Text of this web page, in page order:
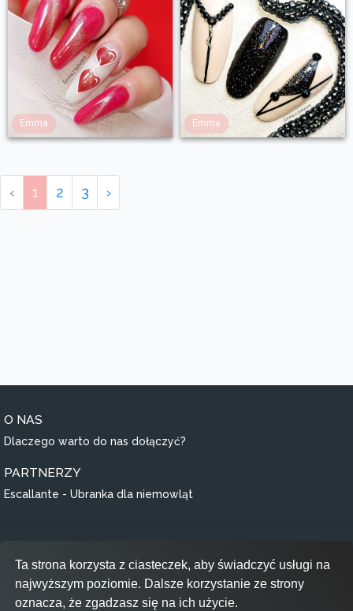
Emma Emma
‹ 1 2 3 ›
O NAS
Dlaczego warto do nas dołączyć?
PARTNERZY
Escallante - Ubranka dla niemowląt
Polityka prywatności
RODO
Ta strona korzysta z ciasteczek, aby świadczyć usługi na
najwyższym poziomie. Dalsze korzystanie ze strony
oznacza, że zgadzasz się na ich użycie.